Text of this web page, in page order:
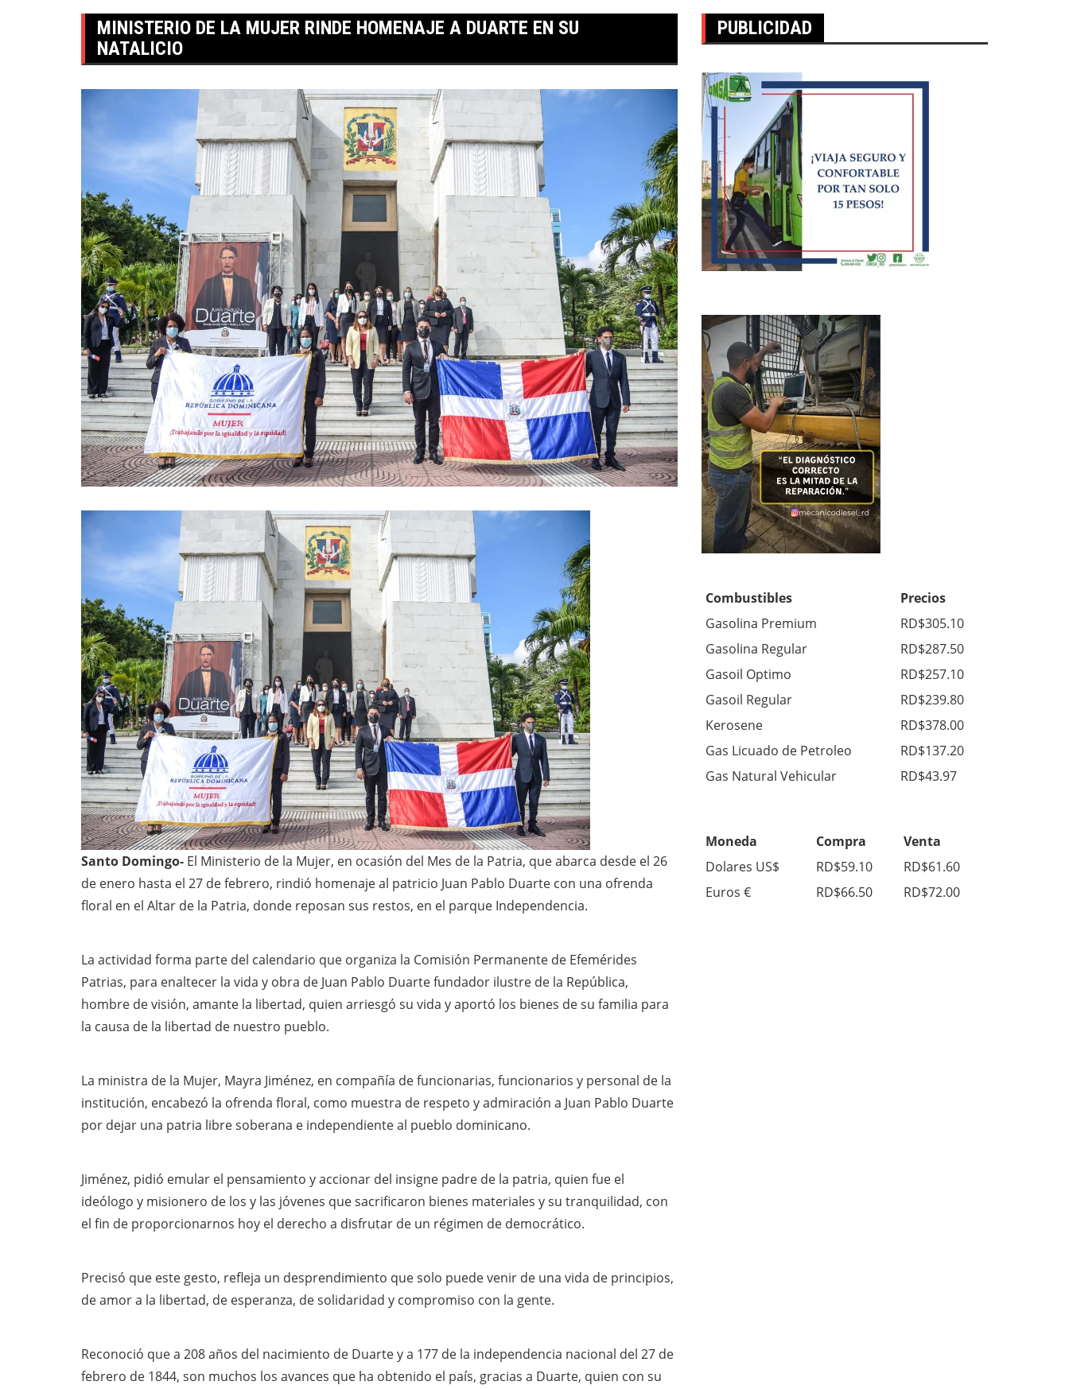
MINISTERIO DE LA MUJER RINDE HOMENAJE A DUARTE EN SU
NATALICIO
Santo Domingo- El Ministerio de la Mujer, en ocasión del Mes de la Patria, que abarca desde el 26
de enero hasta el 27 de febrero, rindió homenaje al patricio Juan Pablo Duarte con una ofrenda
floral en el Altar de la Patria, donde reposan sus restos, en el parque Independencia.
La actividad forma parte del calendario que organiza la Comisión Permanente de Efemérides
Patrias, para enaltecer la vida y obra de Juan Pablo Duarte fundador ilustre de la República,
hombre de visión, amante la libertad, quien arriesgó su vida y aportó los bienes de su familia para
la causa de la libertad de nuestro pueblo.
La ministra de la Mujer, Mayra Jiménez, en compañía de funcionarias, funcionarios y personal de la
institución, encabezó la ofrenda floral, como muestra de respeto y admiración a Juan Pablo Duarte
por dejar una patria libre soberana e independiente al pueblo dominicano.
Jiménez, pidió emular el pensamiento y accionar del insigne padre de la patria, quien fue el
ideólogo y misionero de los y las jóvenes que sacrificaron bienes materiales y su tranquilidad, con
el fin de proporcionarnos hoy el derecho a disfrutar de un régimen de democrático.
Precisó que este gesto, refleja un desprendimiento que solo puede venir de una vida de principios,
de amor a la libertad, de esperanza, de solidaridad y compromiso con la gente.
Reconoció que a 208 años del nacimiento de Duarte y a 177 de la independencia nacional del 27 de
febrero de 1844, son muchos los avances que ha obtenido el país, gracias a Duarte, quien con su
PUBLICIDAD
Combustibles
Precios
Gasolina Premium
RD$305.10
Gasolina Regular
RD$287.50
Gasoil Optimo
RD$257.10
Gasoil Regular
RD$239.80
Kerosene
RD$378.00
Gas Licuado de Petroleo
RD$137.20
Gas Natural Vehicular
RD$43.97
Moneda Compra
Venta
Dolares US$
RD$59.10
RD$61.60
Euros €
RD$66.50 RD$72.00